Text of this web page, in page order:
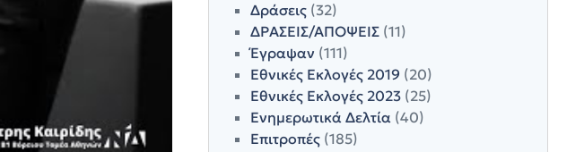
Δράσεις(32)
ΔΡΑΣΕΙΣ/ΑΠΟΨΕΙΣ(11)
Έγραψαν (111)
Εθνικές Εκλογές 2019 (20)
Εθνικές Εκλογές 2023(25)
Ενημερωτικά Δελτία(40)
Επιτροπές(185)